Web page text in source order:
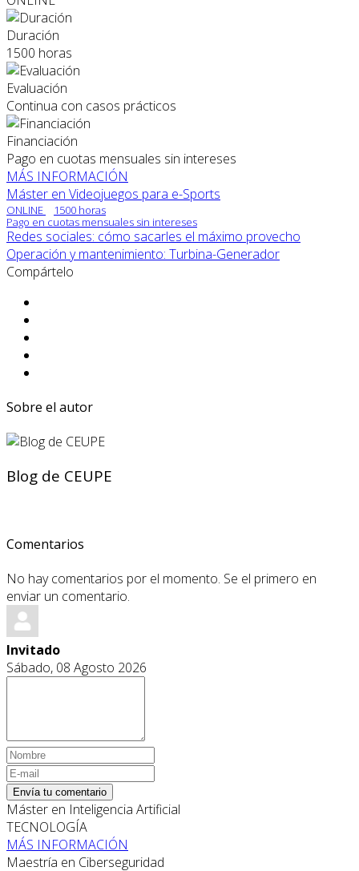
Duración
1500 horas
Evaluación
Continua con casos prácticos
Financiación
Pago en cuotas mensuales sin intereses
MÁS INFORMACIÓN
Máster en Videojuegos para e-Sports
ONLINE
1500 horas
Pago en cuotas mensuales sin intereses
Redes sociales: cómo sacarles el máximo provecho
Operación y mantenimiento: Turbina-Generador
Compártelo
Sobre el autor
Blog de CEUPE
Comentarios
No hay comentarios por el momento. Se el primero en
enviar un comentario.
Invitado
Sábado, 08 Agosto 2026
Envía tu comentario
Máster en Inteligencia Artificial
TECNOLOGÍA
MÁS INFORMACIÓN
Maestría en Ciberseguridad